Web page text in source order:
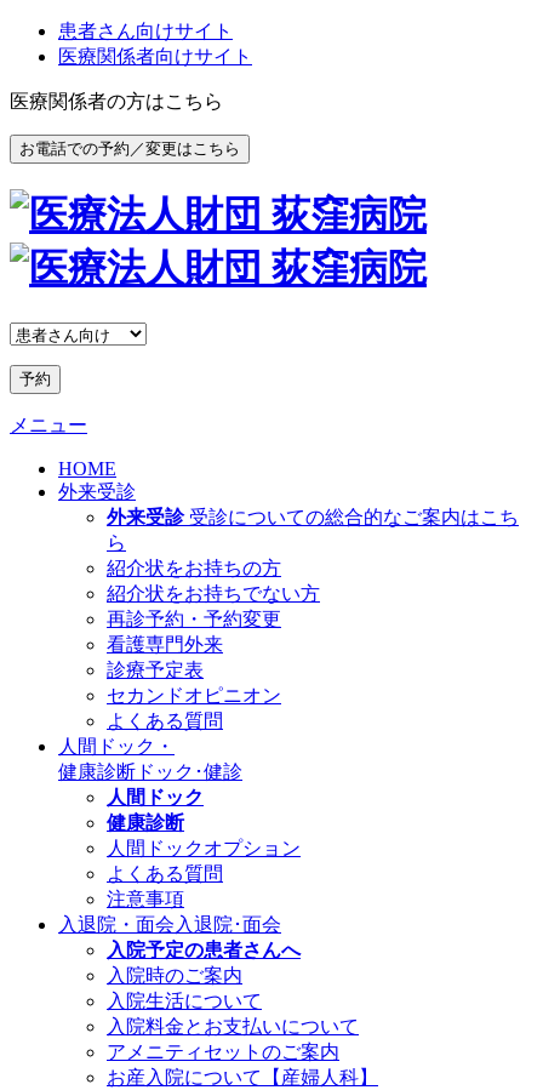
患者さん向けサイト
医療関係者向けサイト
医療関係者の方はこちら
お電話での予約／変更はこちら
予約
メニュー
HOME
外来受診
外来受診 受診についての総合的なご案内はこち
ら
紹介状をお持ちの方
紹介状をお持ちでない方
再診予約・予約変更
看護専門外来
診療予定表
セカンドオピニオン
よくある質問
人間ドック・
健康診断 ドック･健診
人間ドック
健康診断
人間ドックオプション
よくある質問
注意事項
入退院・面会 入退院･面会
入院予定の患者さんへ
入院時のご案内
入院生活について
入院料金とお支払いについて
アメニティセットのご案内
お産入院について【産婦人科】